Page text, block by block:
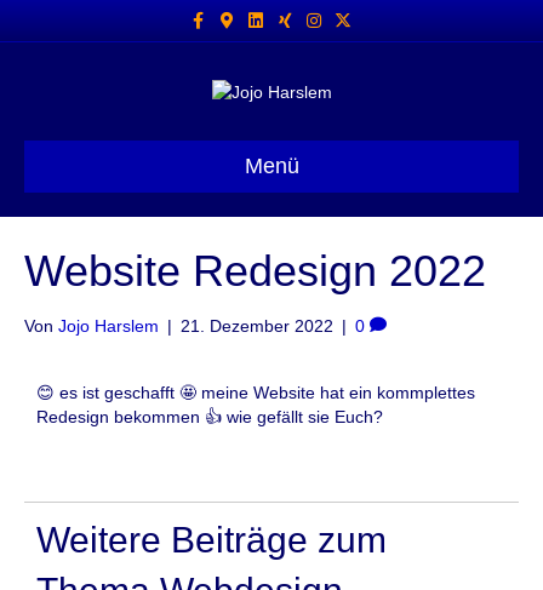
FacebookGoogle-maps
Linkedin
Xing InstagramX-twitter
Menü
Website Redesign 2022
Von Jojo Harslem | 21. Dezember 2022 | 0
😊 es ist geschafft 🤩 meine Website hat ein kommplettes
Redesign bekommen 👍 wie gefällt sie Euch?
Weitere Beiträge zum